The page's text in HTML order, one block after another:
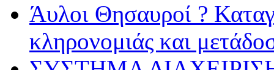
Άυλοι Θησαυροί ?
κληρονομιάς και